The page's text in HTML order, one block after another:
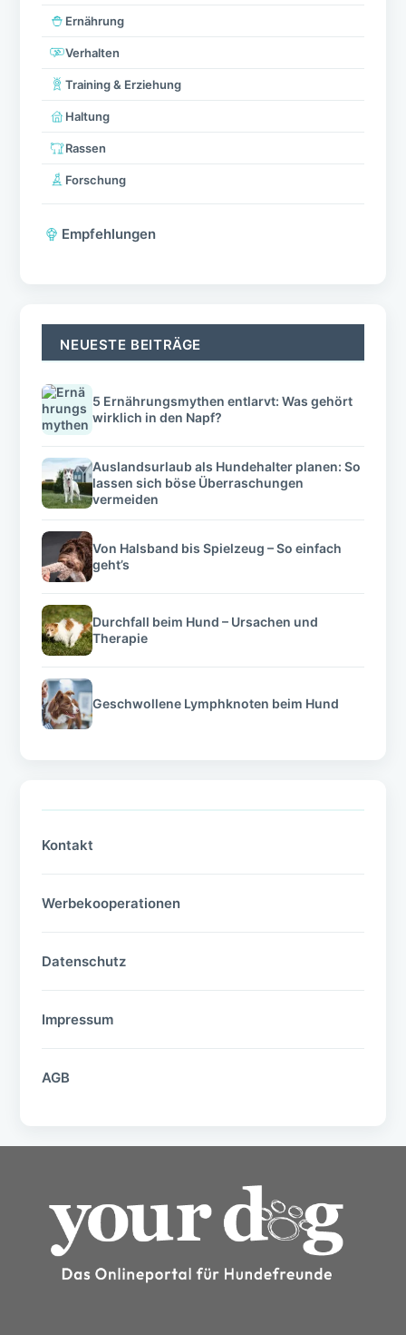
Ernährung
Verhalten
Training & Erziehung
Haltung
Rassen
Forschung
Empfehlungen
NEUESTE BEITRÄGE
5 Ernährungsmythen entlarvt: Was gehört
wirklich in den Napf?
Auslandsurlaub als Hundehalter planen: So
lassen sich böse Überraschungen
vermeiden
Von Halsband bis Spielzeug – So einfach
geht’s
Durchfall beim Hund – Ursachen und
Therapie
Geschwollene Lymphknoten beim Hund
Kontakt
Werbekooperationen
Datenschutz
Impressum
AGB